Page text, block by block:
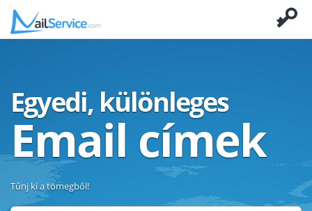
Egyedi, különleges
Email címek
Tűnj ki a tömegből!